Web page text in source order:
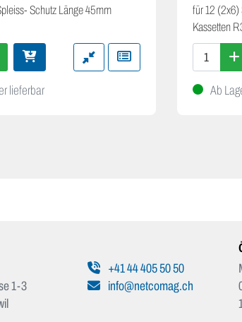
Schutz Länge 45mm
lieferbar
für 12 (2x6)
Kassetten
Ab
1-3
+41 44 405 50 50
info@netcomag.ch